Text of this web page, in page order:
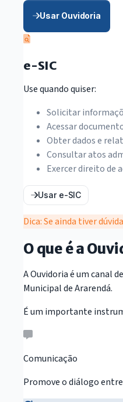
Usar Ouvidoria
e-SIC
Use quando quiser:
Solicitar
Acessar
Obter dados e
Consultar atos
Exercer direito de
Usar e-SIC
Dica:Se ainda tiver
O que é a
A Ouvidoria é um canal
Municipal de Ararendá.
É um importante
Comunicação
Promove o diálogo